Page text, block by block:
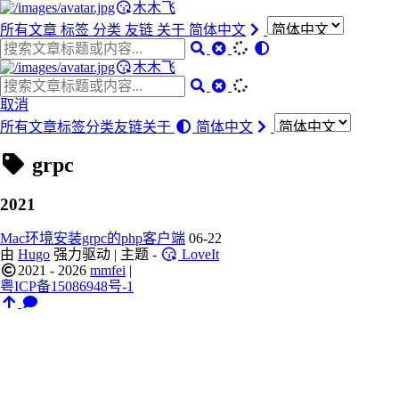
木木飞
所有文章 标签 分类 友链 关于 简体中文
木木飞
取消
所有文章标签分类友链关于 简体中文
grpc
2021
Mac环境安装grpc的php客户端 06-22
由 Hugo 强力驱动 | 主题 -
LoveIt
2021 - 2026 mmfei |
粤ICP备15086948号-1